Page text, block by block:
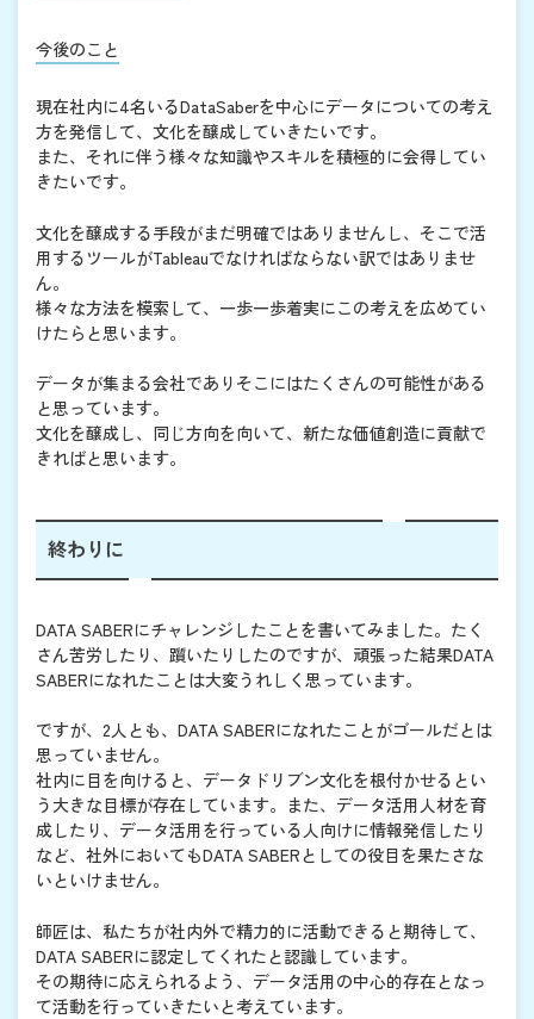
今後のこと
現在社内に4名いるDataSaberを中心にデータについての考え
方を発信して、文化を醸成していきたいです。
また、それに伴う様々な知識やスキルを積極的に会得してい
きたいです。
文化を醸成する手段がまだ明確ではありませんし、そこで活
用するツールがTableauでなければならない訳ではありませ
ん。
様々な方法を模索して、一歩一歩着実にこの考えを広めてい
けたらと思います。
データが集まる会社でありそこにはたくさんの可能性がある
と思っています。
文化を醸成し、同じ方向を向いて、新たな価値創造に貢献で
きればと思います。
終わりに
DATA SABERにチャレンジしたことを書いてみました。たく
さん苦労したり、躓いたりしたのですが、頑張った結果DATA
SABERになれたことは大変うれしく思っています。
ですが、2人とも、DATA SABERになれたことがゴールだとは
思っていません。
社内に目を向けると、データドリブン文化を根付かせるとい
う大きな目標が存在しています。また、データ活用人材を育
成したり、データ活用を行っている人向けに情報発信したり
など、社外においてもDATA SABERとしての役目を果たさな
いといけません。
師匠は、私たちが社内外で精力的に活動できると期待して、
DATA SABERに認定してくれたと認識しています。
その期待に応えられるよう、データ活用の中心的存在となっ
て活動を行っていきたいと考えています。